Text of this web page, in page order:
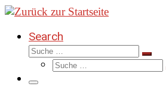
Search
Suche
Suche
Suche
Menü